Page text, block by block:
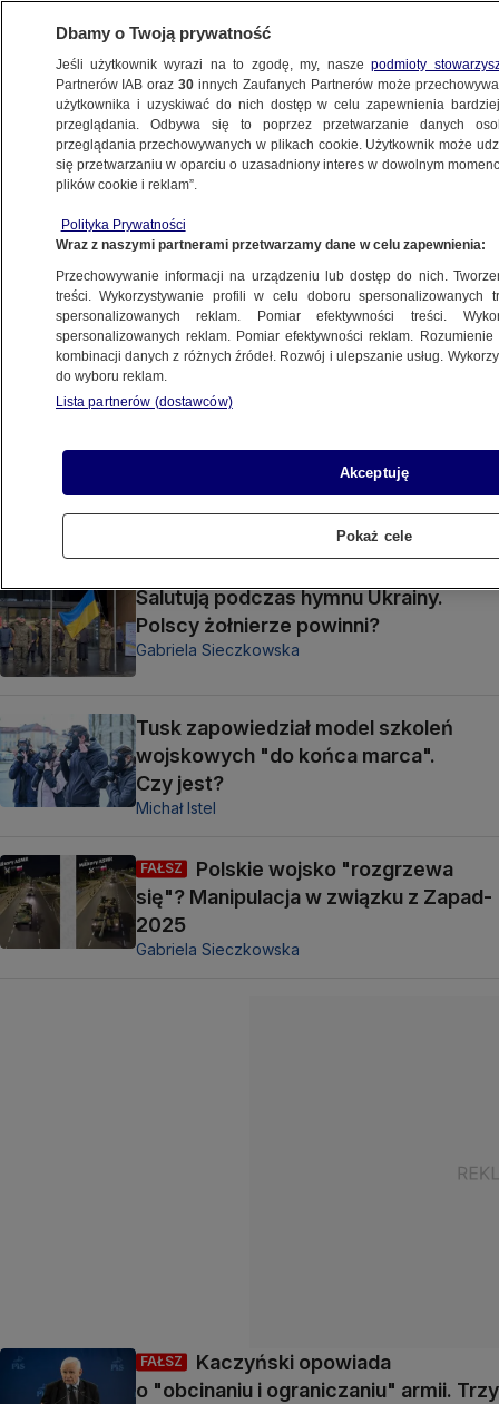
KONKRET24
WOJSKO POLSKIE
Fakty czy propaganda rządu?
Manipulacje na temat SAFE
Michał Istel,Gabriela Sieczkowska
Awantura o hełmy. Wcześniej
politycy się zgodzili, żeby teraz się
pokłócić
Michał Istel
"Rządzący są ponad zwykłymi
ludźmi"? Co ze szkoleniami obronnymi
Gabriela Sieczkowska
Salutują podczas hymnu Ukrainy.
Polscy żołnierze powinni?
Gabriela Sieczkowska
Tusk zapowiedział model szkoleń
wojskowych "do końca marca".
Czy jest?
Michał Istel
FAŁSZ
Polskie wojsko "rozgrzewa
się"? Manipulacja w związku z Zapad-
2025
Gabriela Sieczkowska
FAŁSZ
Kaczyński opowiada
o "obcinaniu i ograniczaniu" armii. Trzy
Dbamy o Twoją prywatność
Jeśli użytkownik wyrazi na to zgodę, my, naszepodmioty
Partnerów IAB oraz30 innych Zaufanych Partnerów może
użytkownika i uzyskiwać do nich dostęp w celu zapewnienia
przeglądania. Odbywa się to poprzez przetwarzanie danych
przeglądania przechowywanych w plikach cookie. Użytkownik może
się przetwarzaniu w oparciu o uzasadniony interes w dowolnym
plików cookie i reklam”.
Polityka Prywatności
Wraz z naszymi partnerami przetwarzamy dane w celu zapewnienia:
Przechowywanie informacji na urządzeniu lub dostęp do nich.
treści. Wykorzystywanie profili w celu doboru spersonalizowanych
spersonalizowanych reklam. Pomiar efektywności treści.
spersonalizowanych reklam. Pomiar efektywności reklam.
kombinacji danych z różnych źródeł. Rozwój i ulepszanie usług.
do wyboru reklam.
Lista partnerów (dostawców)
Akceptuję
Pokaż cele